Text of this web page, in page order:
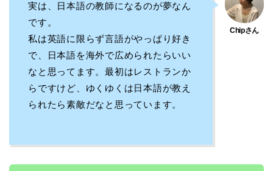
実は、日本語の教師になるのが夢なん
です。
私は英語に限らず言語がやっぱり好き
で、日本語を海外で広められたらいい
なと思ってます。最初はレストランか
らですけど、ゆくゆくは日本語が教え
られたら素敵だなと思っています。